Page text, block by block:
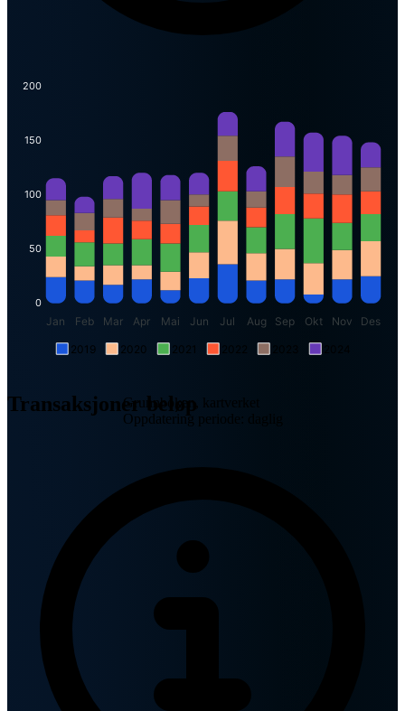
2019 2020 2021
200
150
100
50
0
Jan Feb Mar Apr Mai Jun Jul Aug Sep Okt Nov Des
Transaksjoner beløp
Grunnboken, kartverket
Oppdatering periode: daglig